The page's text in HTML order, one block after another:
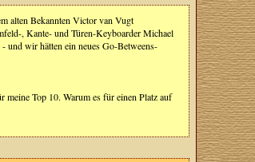
alten Bekannten Victor van Vugt
, Kante- und Türen-Keyboarder Michael
und wir hätten ein neues Go-Betweens-
Top 10. Warum es für einen Platz auf